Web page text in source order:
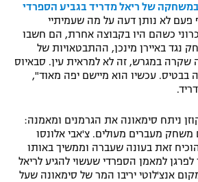
לבית עסק
של ריאל מדריד בגביע הספרדי
פעם לא נותן דעה על מה שעמיתיי
כשהם היו בקבוצה אחרת, הם חשבו
נגד באיירן מינכן, ההתבטאויות של
במגרש, זה לא למראית עין. סבאיוס
עכשיו הוא מיישם יפה מאוד",
ניתח סימאונה את הגרמנים ומאמנה:
מעברים מעולים. צ'אבי אלונסו
זאת בעונה שעברה וממשיך באותו
למאמן הספרדי שעשוי להגיע לריאל
אנצ'לוטי יריבו המר של סימאונה שעל